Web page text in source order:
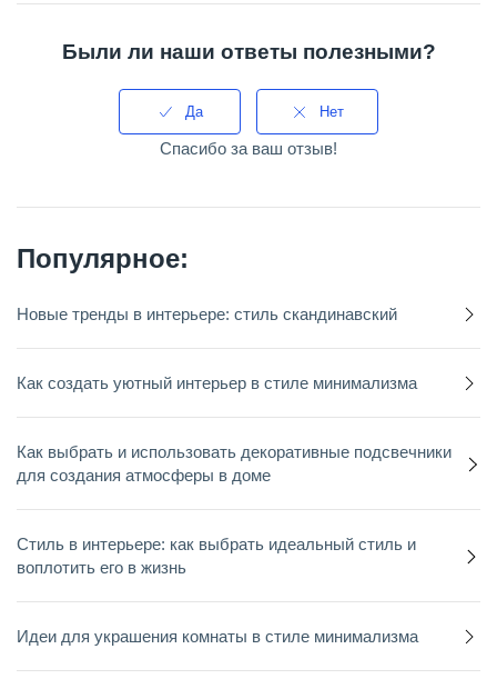
Были ли наши ответы полезными?
Да Нет
Спасибо за ваш отзыв!
Популярное:
Новые тренды в интерьере: стиль скандинавский
Как создать уютный интерьер в стиле минимализма
Как выбрать и использовать декоративные подсвечники
для создания атмосферы в доме
Стиль в интерьере: как выбрать идеальный стиль и
воплотить его в жизнь
Идеи для украшения комнаты в стиле минимализма